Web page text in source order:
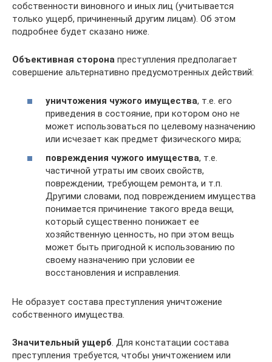
собственности виновного и иных лиц (учитывается
только ущерб, причиненный другим лицам). Об этом
подробнее будет сказано ниже.
Объективная сторона преступления предполагает
совершение альтернативно предусмотренных действий:
уничтожения чужого имущества, т.е. его
приведения в состояние, при котором оно не
может использоваться по целевому назначению
или исчезает как предмет физического мира;
повреждения чужого имущества, т.е.
частичной утраты им своих свойств,
повреждении, требующем ремонта, и т.п.
Другими словами, под повреждением имущества
понимается причинение такого вреда вещи,
который существенно понижает ее
хозяйственную ценность, но при этом вещь
может быть пригодной к использованию по
своему назначению при условии ее
восстановления и исправления.
Не образует состава преступления уничтожение
собственного имущества.
Значительный ущерб. Для констатации состава
преступления требуется, чтобы уничтожением или